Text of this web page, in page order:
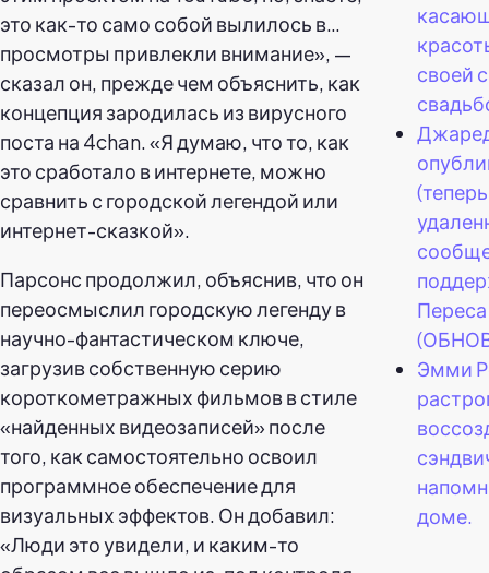
это как-то само собой вылилось в…
просмотры привлекли внимание», —
сказал он, прежде чем объяснить, как
концепция зародилась из вирусного
поста на 4chan. «Я думаю, что то, как
это сработало в интернете, можно
сравнить с городской легендой или
интернет-сказкой».
Парсонс продолжил, объяснив, что он
переосмыслил городскую легенду в
научно-фантастическом ключе,
загрузив собственную серию
короткометражных фильмов в стиле
«найденных видеозаписей» после
того, как самостоятельно освоил
программное обеспечение для
визуальных эффектов. Он добавил:
«Люди это увидели, и каким-то
своей
(теперь
Эмми
доме.